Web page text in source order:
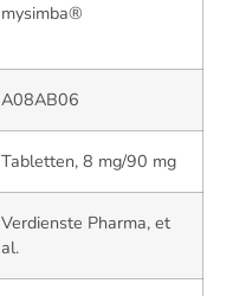
mysimba®
A08AB06
Tabletten, 8 mg/90 mg
Verdienste Pharma, et
al.